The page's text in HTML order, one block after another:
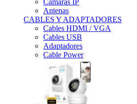
Antenas
CABLES Y ADAPTADORES
Cables HDMI / VGA
Cables USB
Adaptadores
Cable Power